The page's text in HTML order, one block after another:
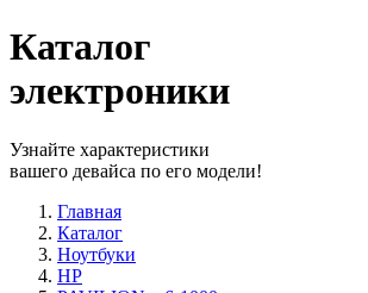
Каталог
электроники
Узнайте характеристики
вашего девайса по его модели!
Главная
Каталог
Ноутбуки
HP